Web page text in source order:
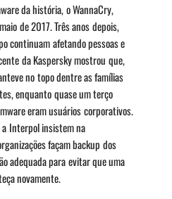
da história, o WannaCry,
de 2017. Três anos depois,
continuam afetando pessoas e
da Kaspersky mostrou que,
no topo dentre as famílias
enquanto quase um terço
eram usuários corporativos.
a Interpol insistem na
façam backup dos
adequada para evitar que uma
novamente.